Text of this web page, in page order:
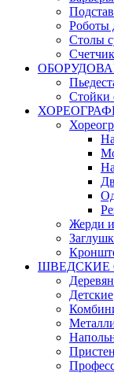
Роботы
Столы
Стойки
Жерди
ШВЕДСКИЕ
Детские